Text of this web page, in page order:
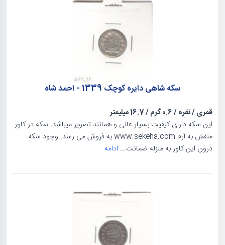
سکه شاهی دایره کوچک 1339 - احمد شاه
قمری/نقره/0.6 گرم /16.7 میلیمتر
این سکه دارای کیفیت بسیار عالی و همانند تصویر میباشد. سکه در کاور
منقش به آرم www.sekeha.com به فروش می رسد. وجود سکه
درون این کاور به منزله ضمانت... ادامه